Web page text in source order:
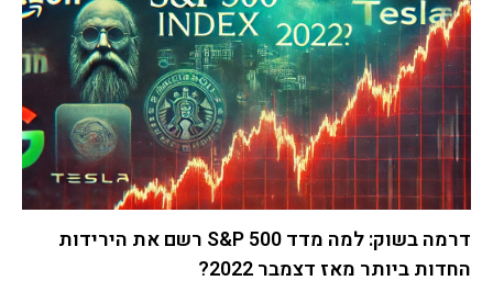
דרמה בשוק: למה מדד S&P 500 רשם את הירידות
החדות ביותר מאז דצמבר 2022?